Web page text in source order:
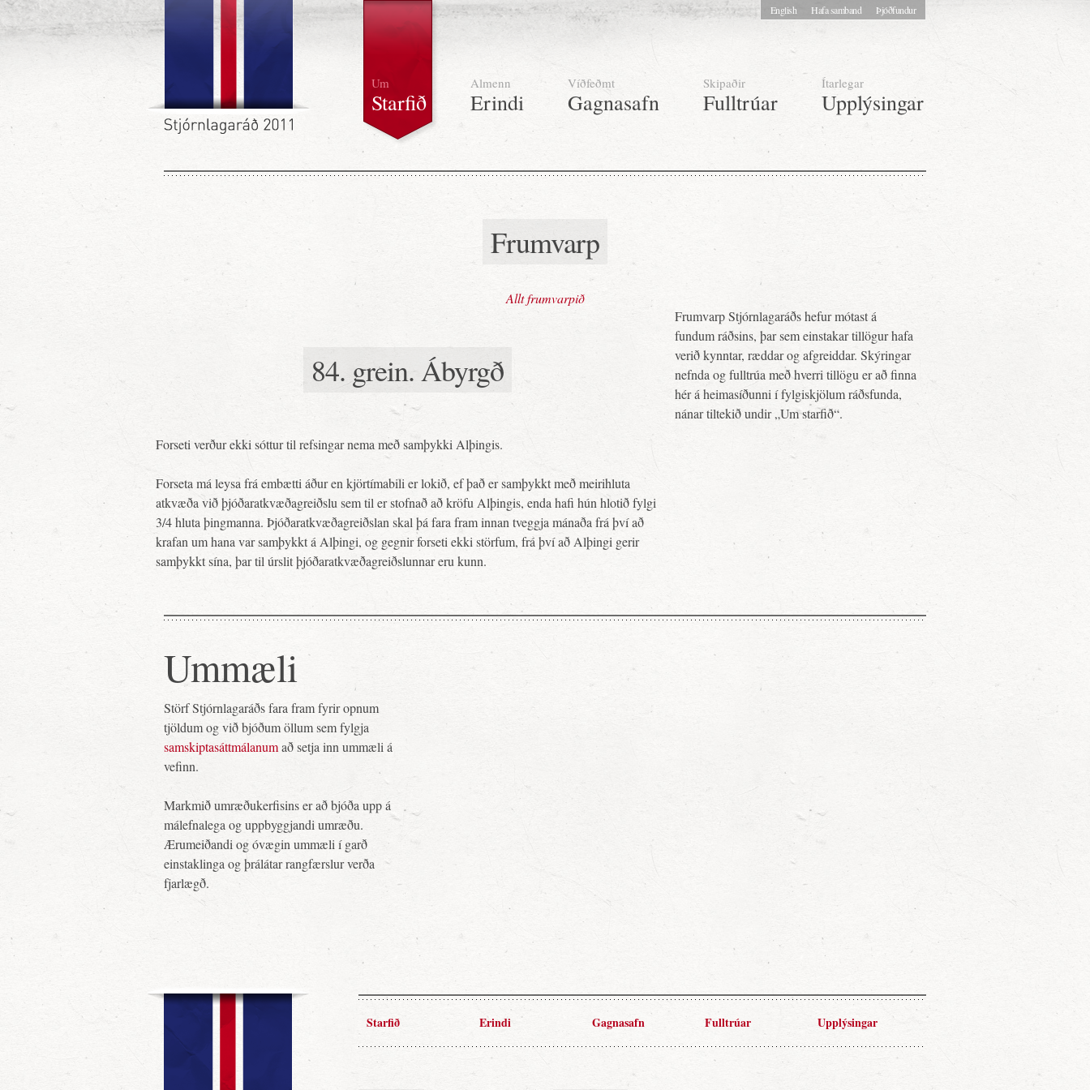
Um
Starfið
Almenn
Erindi
Víðfeðmt
Gagnasafn
Skipaðir
Fulltrúar
Ítarlegar
Upplýsingar
English Hafa samband Þjóðfundur
Frumvarp
Allt frumvarpið
84. grein. Ábyrgð
Forseti verður ekki sóttur til refsingar nema með samþykki Alþingis.
Forseta má leysa frá embætti áður en kjörtímabili er lokið, ef það er samþykkt með meirihluta
atkvæða við þjóðaratkvæðagreiðslu sem til er stofnað að kröfu Alþingis, enda hafi hún hlotið fylgi
3/4 hluta þingmanna. Þjóðaratkvæðagreiðslan skal þá fara fram innan tveggja mánaða frá því að
krafan um hana var samþykkt á Alþingi, og gegnir forseti ekki störfum, frá því að Alþingi gerir
samþykkt sína, þar til úrslit þjóðaratkvæðagreiðslunnar eru kunn.
Frumvarp Stjórnlagaráðs hefur mótast á
fundum ráðsins, þar sem einstakar tillögur hafa
verið kynntar, ræddar og afgreiddar. Skýringar
nefnda og fulltrúa með hverri tillögu er að finna
hér á heimasíðunni í fylgiskjölum ráðsfunda,
nánar tiltekið undir „Um starfið“.
Ummæli
Störf Stjórnlagaráðs fara fram fyrir opnum
tjöldum og við bjóðum öllum sem fylgja
samskiptasáttmálanumað setja inn ummæli á
vefinn.
Markmið umræðukerfisins er að bjóða upp á
málefnalega og uppbyggjandi umræðu.
Ærumeiðandi og óvægin ummæli í garð
einstaklinga og þrálátar rangfærslur verða
fjarlægð.
Starfið Erindi Gagnasafn Fulltrúar Upplýsingar